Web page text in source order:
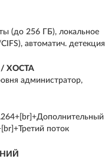
(до 256 ГБ), локальное
автоматич. детекция
ХОСТА
администратор,
поток